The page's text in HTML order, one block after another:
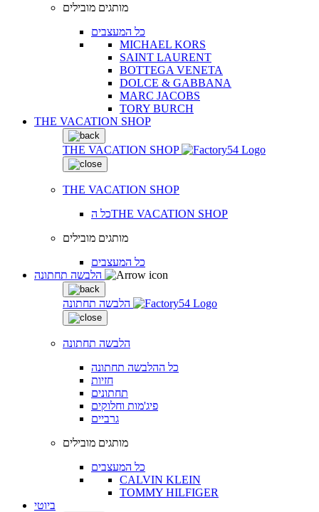
מותגים מובילים
כל המעצבים
MICHAEL KORS
SAINT LAURENT
BOTTEGA VENETA
DOLCE & GABBANA
MARC JACOBS
TORY BURCH
THE VACATION SHOP
THE VACATION SHOP
THE VACATION SHOP
כל הTHE VACATION SHOP
מותגים מובילים
כל המעצבים
הלבשה תחתונה
הלבשה תחתונה
כל ההלבשה תחתונה
חזיות
תחתונים
פיג'מות וחלוקים
גרביים
מותגים מובילים
כל המעצבים
CALVIN KLEIN
TOMMY HILFIGER
ביוטי